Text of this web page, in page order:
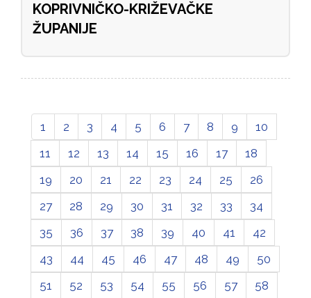
KOPRIVNIČKO-KRIŽEVAČKE
ŽUPANIJE
1 2 3 4 5 6 7 8 9
10
11
12 13 14 15 16 17
18
19
20 21 22 23 24 25
26
27
28 29 30 31 32 33
34
35
36 37 38 39 40 41
42
43
44 45 46 47 48 49
50
51
52 53 54 55 56 57 58